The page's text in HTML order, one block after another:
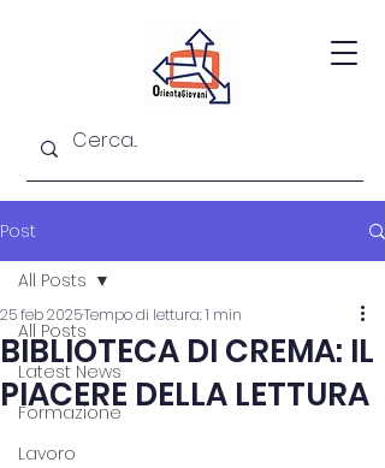
Post
All Posts
Latest News
Formazione
Lavoro
All Posts
BIBLIOTECA DI CREMA: IL
PIACERE DELLA LETTURA
25 feb 2025Tempo di lettura: 1 min